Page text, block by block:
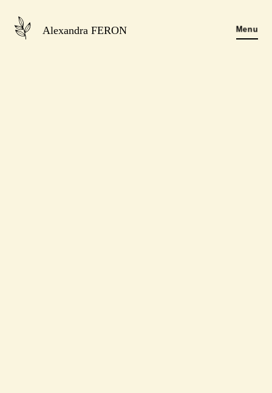
Alexandra FERON Menu